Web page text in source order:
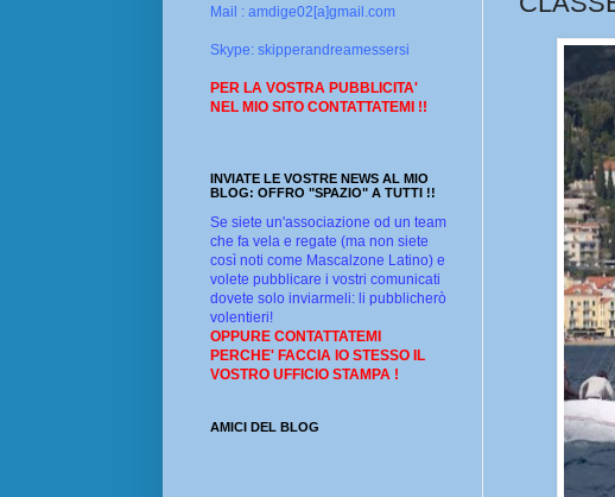
Mail : amdige02[a]gmail.com
Skype: skipperandreamessersi
PER LA VOSTRA PUBBLICITA'
NEL MIO SITO CONTATTATEMI !!
INVIATE LE VOSTRE NEWS AL MIO
BLOG: OFFRO "SPAZIO" A TUTTI !!
Se siete un'associazione od un team
che fa vela e regate (ma non siete
così noti come Mascalzone Latino) e
volete pubblicare i vostri comunicati
dovete solo inviarmeli: li pubblicherò
volentieri!
OPPURE CONTATTATEMI
PERCHE' FACCIA IO STESSO IL
VOSTRO UFFICIO STAMPA !
AMICI DEL BLOG